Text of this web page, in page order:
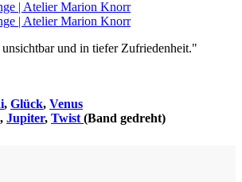
und in tiefer Zufriedenheit."
, Glück, Venus
, Jupiter, Twist (Band gedreht)